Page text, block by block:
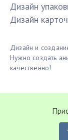
Дизайн
Дизайн
Дизайн и
Нужно создать
качественно!